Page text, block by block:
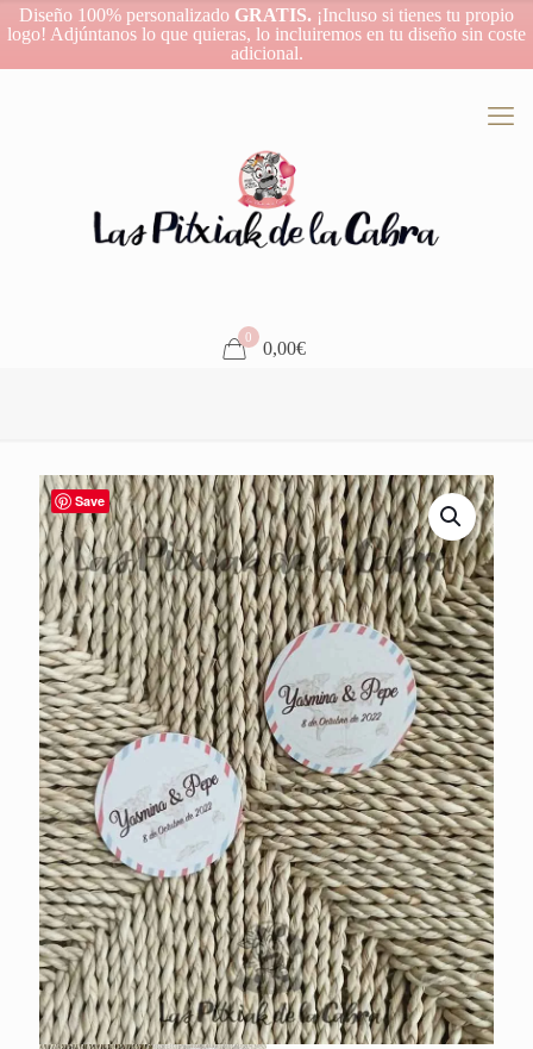
Diseño 100% personalizado GRATIS. ¡Incluso si tienes tu propio
logo! Adjúntanos lo que quieras, lo incluiremos en tu diseño sin coste
adicional.
0
0,00€
Save